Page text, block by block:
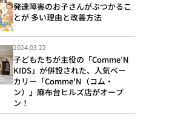
発達障害のお子さんがぶつかるこ
とが 多い理由と改善方法
2024.03.22
子どもたちが主役の「Comme’N
KIDS」が併設された、人気ベー
カリー「Comme'N（コム・
ン）」麻布台ヒルズ店がオープ
ン！